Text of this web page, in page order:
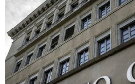
22/07/2014 11:10
Do làm tốt công tác quản lý nguồn
nguồn cá giống, sản lượng khai
Tiếng, Tây Ninh hiện tăng gấp 6
trước.